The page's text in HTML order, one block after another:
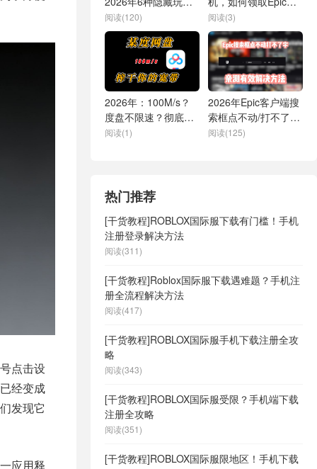
点击设
经变成
发现它
应用释
揭秘
阅读(120)
周免费游戏？
阅读(3)
2026年：100M/s？
度盘不限速？彻底榨
干你的宽带！
阅读(1)
2026年Epic客户端搜
索框点不动/打不了
字/搜不了游戏的超简
阅读(125)
热门推荐
[干货教程]ROBLOX国际服下载有门槛！手机
注册登录解决方法
阅读(311)
[干货教程]Roblox国际服下载遇难题？手机注
册全流程解决方法
阅读(417)
[干货教程]ROBLOX国际服手机下载注册全攻
略
阅读(343)
[干货教程]ROBLOX国际服受限？手机端下载
注册全攻略
阅读(351)
[干货教程]ROBLOX国际服限地区！手机下载